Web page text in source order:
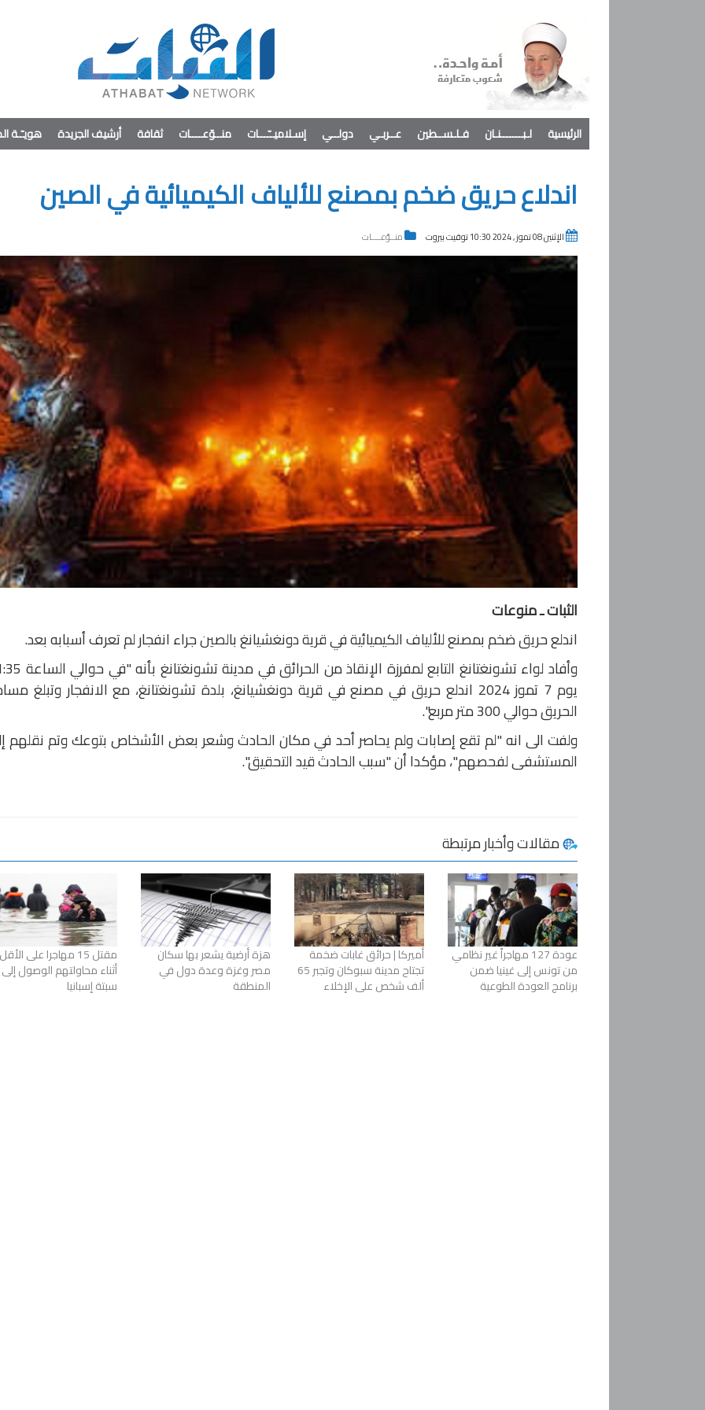
الرئيسية لـبـــــــنـان فـلـســطين عــربـي دولــي إسـلاميــّـــات منــوّعــــات ثقافة أرشيف الجريدة هويـّـة
اندلاع حريق ضخم بمصنع للألياف الكيميائية في الصين
الإثنين 08 تموز , 2024 10:30 توقيت بيروت منــوّعــــات
الثبات ـ منوعات
اندلع حريق ضخم بمصنع للألياف الكيميائية في قرية دونغشيانغ بالصين جراء انفجار لم تعرف أسبابه بعد.
وأفاد لواء تشونغتانغ التابع لمفرزة الإنقاذ من
يوم 7 تموز 2024 اندلع حريق في مصنع في قرية دونغشيانغ، بلدة تشونغتانغ، مع الانفجار وتبلغ
الحريق حوالي 300 متر مربع".
ولفت الى انه "لم تقع إصابات ولم يحاصر أحد في مكان الحادث وشعر بعض الأشخاص بتوعك وتم نقلهم
المستشفى لفحصهم"، مؤكدا أن "سبب الحادث قيد التحقيق".
مقالات وأخبار مرتبطة
عودة 127 مهاجراً غير نظامي
من تونس إلى غينيا ضمن
برنامج العودة الطوعية
أميركا | حرائق غابات ضخمة
تجتاح مدينة سبوكان وتجبر 65
ألف شخص على الإخلاء
هزة أرضية يشعر بها سكان
مصر وغزة وعدة دول في
المنطقة
مقتل 15 مهاجرا على الأقل
أثناء محاولتهم الوصول إلى
سبتة إسبانيا